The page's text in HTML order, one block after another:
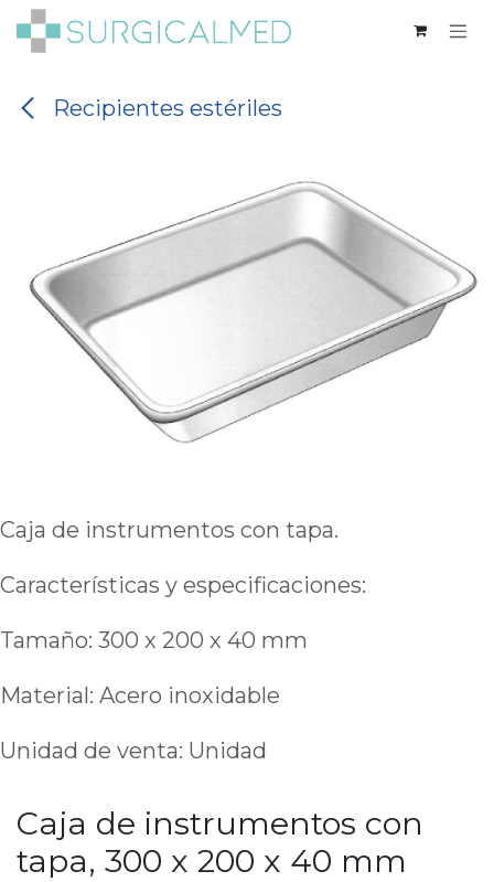
Ir al contenido
Recipientes estériles
Caja de instrumentos con tapa.
Características y especificaciones:
Tamaño: 300 x 200 x 40 mm
Material: Acero inoxidable
Unidad de venta: Unidad
Caja de instrumentos con
tapa, 300 x 200 x 40 mm